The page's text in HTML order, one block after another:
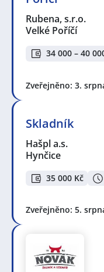
Rubena, s.r.o.
Velké Poříčí
34 000 – 40
Zveřejněno: 3.
Skladník
Hašpl a.s.
Hynčice
35 000 Kč
Zveřejněno: 5.